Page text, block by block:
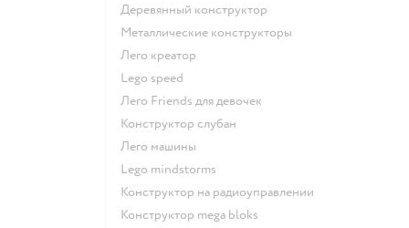
Деревянный конструктор
Металлические конструкторы
Лего креатор
Lego speed
Лего Friends для девочек
Конструктор слубан
Лего машины
Lego mindstorms
Конструктор на радиоуправлении
Конструктор mega bloks